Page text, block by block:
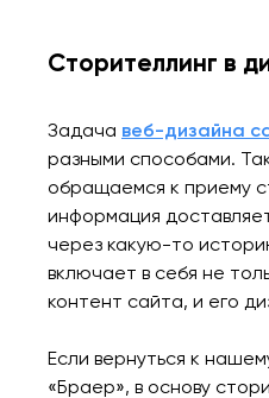
Сторителлинг в
Задача веб-дизайна
разными способами.
обращаемся к приему
информация
через какую-то
включает в себя не
контент сайта, и его
Если вернуться к
«Браер», в основу